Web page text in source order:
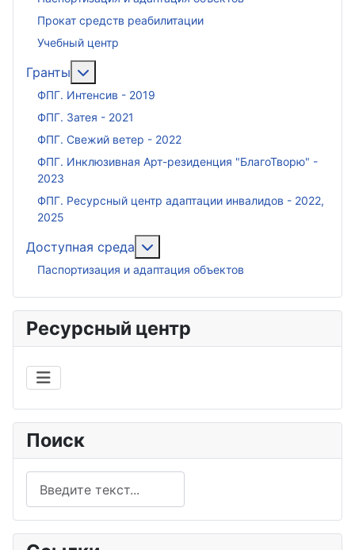
Прокат средств реабилитации
Учебный центр
Гранты
ФПГ. Интенсив - 2019
ФПГ. Затея - 2021
ФПГ. Свежий ветер - 2022
ФПГ. Инклюзивная Арт-резиденция "БлагоТворю" -
2023
ФПГ. Ресурсный центр адаптации инвалидов - 2022,
2025
Доступная среда
Паспортизация и адаптация объектов
Ресурсный центр
Поиск